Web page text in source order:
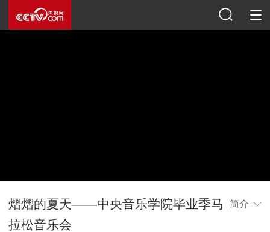
熠熠的夏天——中央音乐学院毕业季马
拉松音乐会
简介